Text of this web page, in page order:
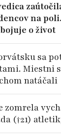
na
o život
sa
Miestni
natáčali
zomrela
(†21)